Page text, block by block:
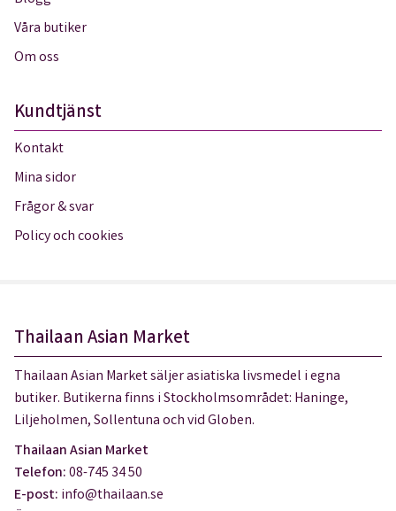
Våra butiker
Om oss
Kundtjänst
Kontakt
Mina sidor
Frågor & svar
Policy och cookies
Thailaan Asian Market
Thailaan Asian Market säljer asiatiska livsmedel i egna
butiker. Butikerna finns i Stockholmsområdet: Haninge,
Liljeholmen, Sollentuna och vid Globen.
Thailaan Asian Market
Telefon:08-745 34 50
E-post: info@thailaan.se